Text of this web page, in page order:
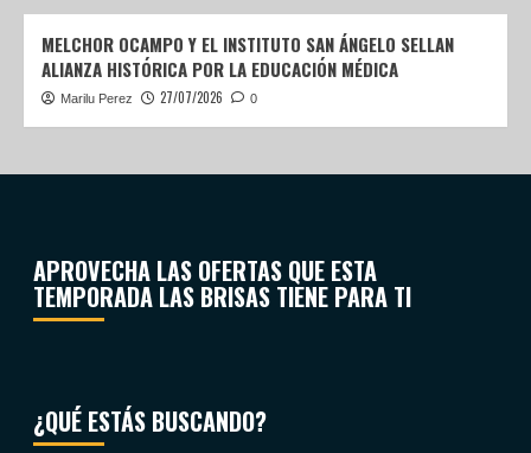
MELCHOR OCAMPO Y EL INSTITUTO SAN ÁNGELO SELLAN
ALIANZA HISTÓRICA POR LA EDUCACIÓN MÉDICA
Marilu Perez 27/07/2026 0
APROVECHA LAS OFERTAS QUE ESTA
TEMPORADA LAS BRISAS TIENE PARA TI
¿QUÉ ESTÁS BUSCANDO?